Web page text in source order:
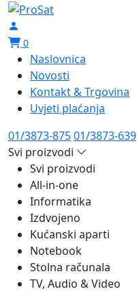
0
Naslovnica
Novosti
Kontakt & Trgovina
Uvjeti plaćanja
01/3873-87501/3873-639
Svi proizvodi
Svi proizvodi
All-in-one
Informatika
Izdvojeno
Kućanski aparti
Notebook
Stolna računala
TV, Audio & Video